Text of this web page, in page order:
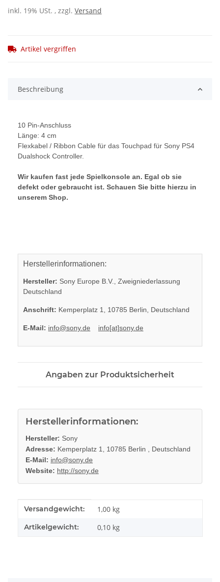
inkl. 19% USt. , zzgl. Versand
Artikel vergriffen
Beschreibung
10 Pin-Anschluss
Länge: 4 cm
Flexkabel / Ribbon Cable für das Touchpad für Sony PS4
Dualshock Controller.
Wir kaufen fast jede Spielkonsole an. Egal ob sie
defekt oder gebraucht ist. Schauen Sie bitte hierzu in
unserem Shop.
Herstellerinformationen:
Hersteller: Sony Europe B.V., Zweigniederlassung
Deutschland
Anschrift: Kemperplatz 1, 10785 Berlin, Deutschland
E-Mail: info@sony.de info[at]sony.de
Angaben zur Produktsicherheit
Herstellerinformationen:
Hersteller: Sony
Adresse: Kemperplatz 1, 10785 Berlin , Deutschland
E-Mail: info@sony.de
Website: http://sony.de
Produkteigenschaft
Wert
Versandgewicht: 1,00 kg
Artikelgewicht: 0,10 kg